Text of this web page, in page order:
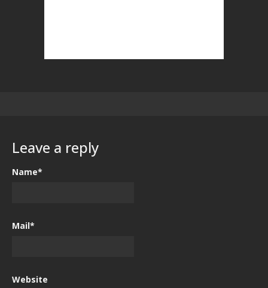
Leave a reply
Name*
Mail*
Website